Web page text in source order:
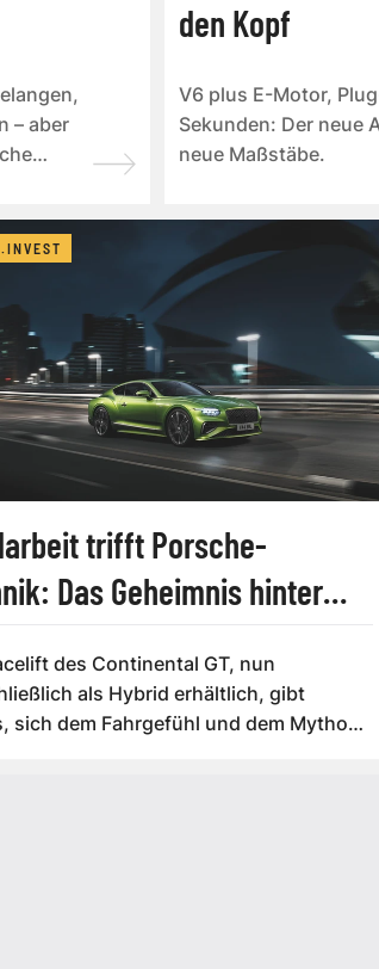
– aber
den Kopf
V6 plus E-Motor,
Sekunden: Der neue
neue Maßstäbe.
trifft Porsche-
Das Geheimnis hinter
des Continental GT, nun
als Hybrid erhältlich, gibt
sich dem Fahrgefühl und dem Mythos